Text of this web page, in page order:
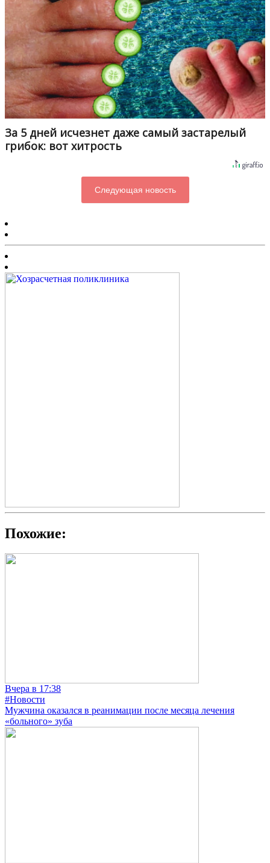
За 5 дней исчезнет даже самый застарелый
грибок: вот хитрость
Следующая новость
Похожие:
Вчера в 17:38
#Новости
Мужчина оказался в реанимации после месяца лечения
«больного» зуба